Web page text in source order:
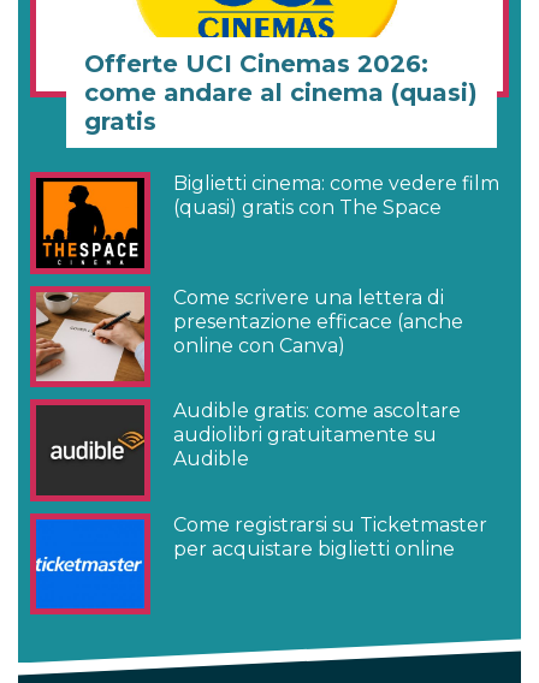
Offerte UCI Cinemas 2026:
come andare al cinema (quasi)
gratis
Biglietti cinema: come vedere film
(quasi) gratis con The Space
Come scrivere una lettera di
presentazione efficace (anche
online con Canva)
Audible gratis: come ascoltare
audiolibri gratuitamente su
Audible
Come registrarsi su Ticketmaster
per acquistare biglietti online